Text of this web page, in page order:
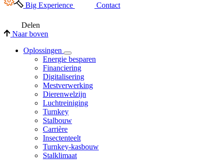
Big Experience Contact
Delen
Naar boven
Oplossingen
Energie besparen
Financiering
Digitalisering
Mestverwerking
Dierenwelzijn
Luchtreiniging
Turnkey
Stalbouw
Carrière
Insectenteelt
Turnkey-kasbouw
Stalklimaat